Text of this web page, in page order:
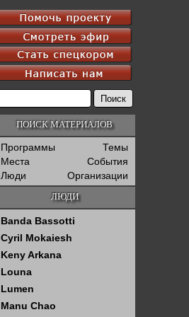
ПОИСК МАТЕРИАЛОВ
Программы
Темы
Места
События
Люди
Организации
ЛЮДИ
Banda Bassotti
Cyril Mokaiesh
Keny Arkana
Louna
Lumen
Manu Chao